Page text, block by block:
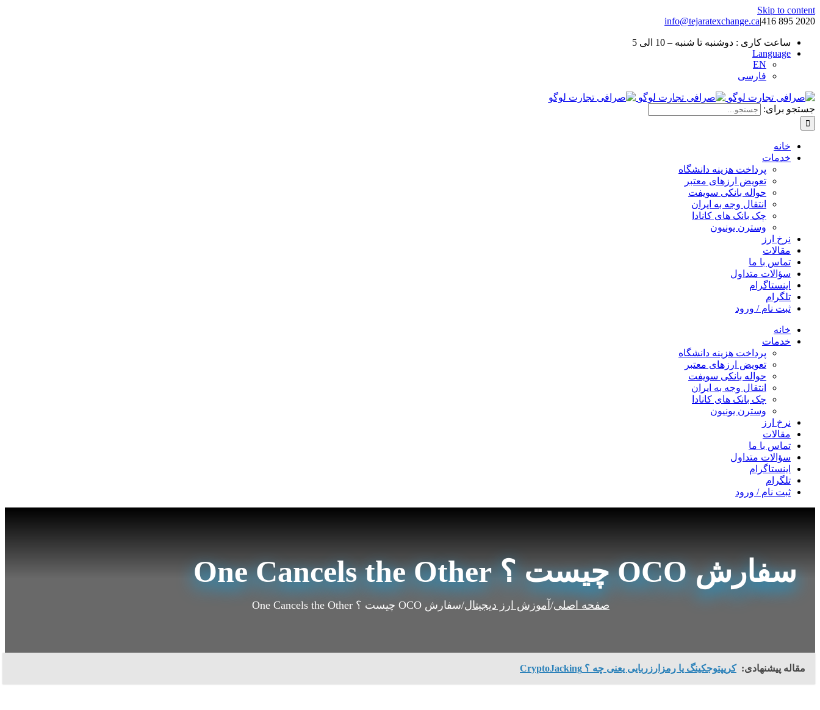
Skip to content
2020 895 416
|
info@tejaratexchange.ca
ساعت کاری : دوشنبه تا شنبه – 10 الی 5
Language
EN
فارسی
جستجو برای:
خانه
خدمات
پرداخت هزینه دانشگاه
تعویض ارزهای معتبر
حواله بانکی سویفت
انتقال وجه به ایران
چک بانک های کانادا
وسترن یونیون
نرخ ارز
مقالات
تماس با ما
سؤالات متداول
اینستاگرام
تلگرام
ثبت نام / ورود
خانه
خدمات
پرداخت هزینه دانشگاه
تعویض ارزهای معتبر
حواله بانکی سویفت
انتقال وجه به ایران
چک بانک های کانادا
وسترن یونیون
نرخ ارز
مقالات
تماس با ما
سؤالات متداول
اینستاگرام
تلگرام
ثبت نام / ورود
سفارش OCO چیست ؟ One Cancels the Other
صفحه اصلی/ آموزش ارز دیجیتال/سفارش OCO چیست ؟ One Cancels the Other
مقاله پیشنهادی: کریپتوجکینگ یا رمزارزربایی یعنی چه ؟ CryptoJacking